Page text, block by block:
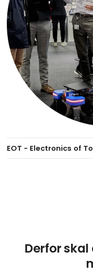
EOT - Electronics of
Derfor